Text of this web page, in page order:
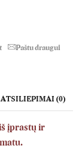
Paštu draugui
ATSILIEPIMAI (0)
įprastų ir